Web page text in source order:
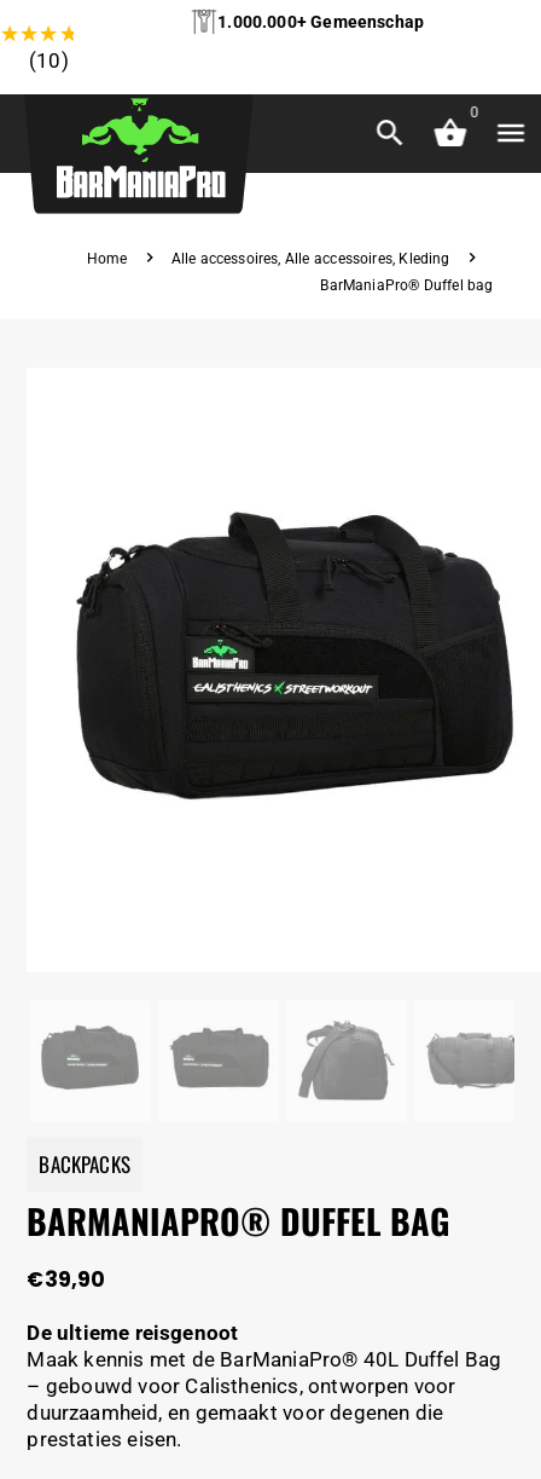
★★★★
(10)
1.000.000+ Gemeenschap
0
Home Alle accessoires, Alle accessoires, Kleding
BarManiaPro® Duffel bag
BACKPACKS
BARMANIAPRO® DUFFEL BAG
€39,90
De ultieme reisgenoot
Maak kennis met de BarManiaPro® 40L Duffel Bag
– gebouwd voor Calisthenics, ontworpen voor
duurzaamheid, en gemaakt voor degenen die
prestaties eisen.